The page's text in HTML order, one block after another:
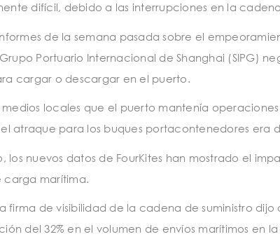
difícil, debido a las interrupciones en la cadena
de la semana pasada sobre el
Portuario Internacional de Shanghai (SIPG)
cargar o descargar en el puerto.
medios locales que el puerto mantenía
atraque para los buques portacontenedores era
los nuevos datos de FourKites han mostrado el
carga marítima.
firma de visibilidad de la cadena de suministro
del 32% en el volumen de envíos marítimos en